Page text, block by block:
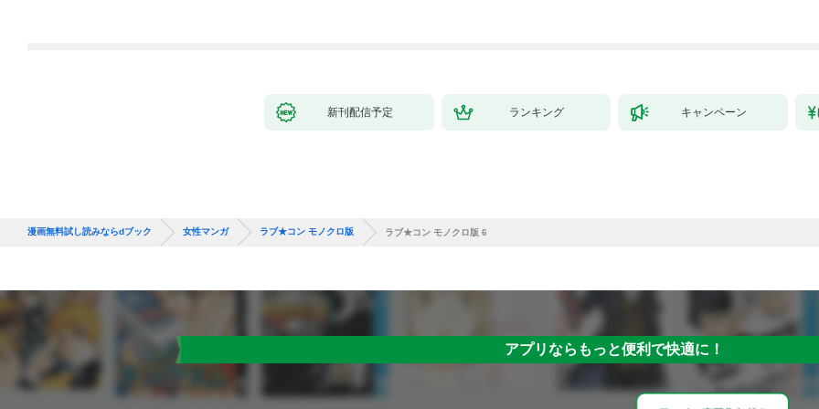
新刊配信予定 ランキング キャンペーン
漫画無料試し読みならdブック 女性マンガ ラブ★コン モノクロ版 ラブ★コン モノクロ版 6
アプリならもっと便利で快適に！